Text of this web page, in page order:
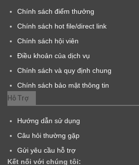
Chính sách điểm thưởng
Chính sách hot file/direct link
Chính sách hội viên
Điều khoản của dịch vụ
Chính sách và quy định chung
Chính sách bảo mật thông tin
Hỗ Trợ
Hướng dẫn sử dụng
Câu hỏi thường gặp
Gửi yêu cầu hỗ trợ
Kết nối với chúng tôi: